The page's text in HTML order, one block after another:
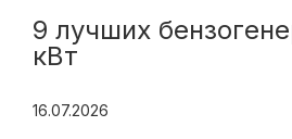
9 лучших
кВт
16.07.2026